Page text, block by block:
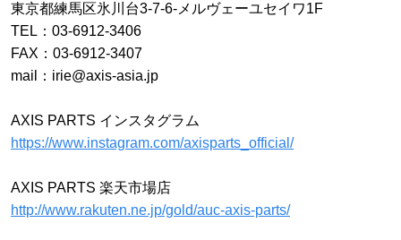
東京都練馬区氷川台3-7-6-メルヴェーユセイワ1F
TEL：03-6912-3406
FAX：03-6912-3407
mail：irie@axis-asia.jp
AXIS PARTS インスタグラム
https://www.instagram.com/axisparts_official/
AXIS PARTS 楽天市場店
http://www.rakuten.ne.jp/gold/auc-axis-parts/